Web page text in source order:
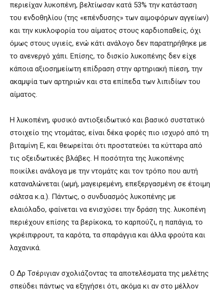
περιείχαν λυκοπένη, βελτίωσαν κατά 53% την κατάσταση
του ενδοθηλίου (της «επένδυσης» των αιμοφόρων αγγείων)
και την κυκλοφορία του αίματος στους καρδιοπαθείς, όχι
όμως στους υγιείς, ενώ κάτι ανάλογο δεν παρατηρήθηκε με
το ανενεργό χάπι. Επίσης, το δισκίο λυκοπένης δεν είχε
κάποια αξιοσημείωτη επίδραση στην αρτηριακή πίεση, την
ακαμψία των αρτηριών και στα επίπεδα των λιπιδίων του
αίματος.
Η λυκοπένη, φυσικό αντιοξειδωτικό και βασικό συστατικό
στοιχείο της ντομάτας, είναι δέκα φορές πιο ισχυρό από τη
βιταμίνη Ε, και θεωρείται ότι προστατεύει τα κύτταρα από
τις οξειδωτικές βλάβες. Η ποσότητα της λυκοπένης
ποικίλει ανάλογα με την ντομάτς και τον τρόπο που αυτή
καταναλώνεται (ωμή, μαγειρεμένη, επεξεργασμένη σε έτοιμη
σάλτσα κ.α.). Πάντως, ο συνδυασμός λυκοπένης με
ελαιόλαδο, φαίνεται να ενισχύσει την δράση της. λυκοπένη
περιέχουν επίσης τα βερίκοκα, το καρπούζι, η παπάγια, το
γκρέιπφρουτ, τα καρότα, τα σπαράγγια και άλλα φρούτα και
λαχανικά.
Ο Δρ Τσέριγιαν σχολιάζοντας τα αποτελέσματα της μελέτης
σπεύδει πάντως να εξηγήσει ότι, ακόμα κι αν στο μέλλον